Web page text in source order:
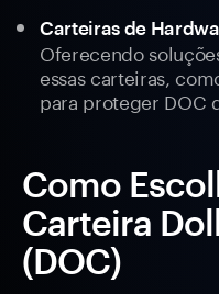
Carteiras de
Oferecendo
essas carteiras,
para proteger DOC
Como
Carteira
(DOC)